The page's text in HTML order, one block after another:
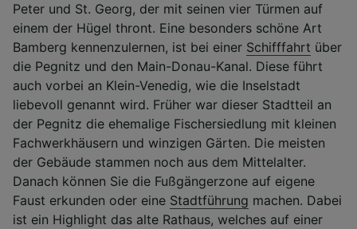
Peter und St. Georg, der mit seinen vier Türmen auf
einem der Hügel thront. Eine besonders schöne Art
Bamberg kennenzulernen, ist bei einer Schifffahrt über
die Pegnitz und den Main-Donau-Kanal. Diese führt
auch vorbei an Klein-Venedig, wie die Inselstadt
liebevoll genannt wird. Früher war dieser Stadtteil an
der Pegnitz die ehemalige Fischersiedlung mit kleinen
Fachwerkhäusern und winzigen Gärten. Die meisten
der Gebäude stammen noch aus dem Mittelalter.
Danach können Sie die Fußgängerzone auf eigene
Faust erkunden oder eine Stadtführung machen. Dabei
ist ein Highlight das alte Rathaus, welches auf einer